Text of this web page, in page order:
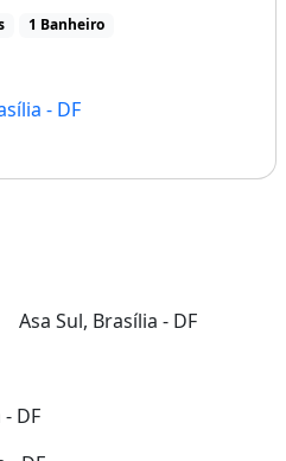
1 Banheiro
- DF
Asa Sul, Brasília - DF
DF